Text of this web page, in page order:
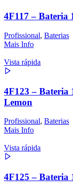
4F117 – Bateria
Profissional, Baterias
Mais Info
Vista rápida
4F123 – Bateria
Lemon
Profissional, Baterias
Mais Info
Vista rápida
4F125 – Bateria